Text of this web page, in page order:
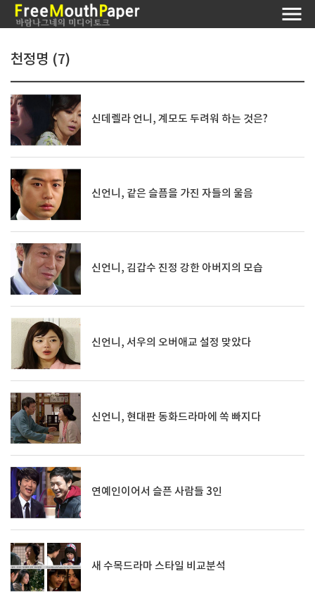
천정명 (7)
신데렐라 언니, 계모도 두려워 하는 것은?
신언니, 같은 슬픔을 가진 자들의 울음
신언니, 김갑수 진정 강한 아버지의 모습
신언니, 서우의 오버애교 설정 맞았다
신언니, 현대판 동화드라마에 쏙 빠지다
연예인이어서 슬픈 사람들 3인
새 수목드라마 스타일 비교분석